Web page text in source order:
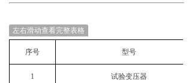
左右滑动查看完整表格
序号 型号
1 试验变压器